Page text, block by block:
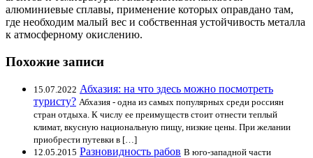
алюминиевые сплавы, применение которых оправдано там,
где необходим малый вес и собственная устойчивость металла
к атмосферному окислению.
Похожие записи
15.07.2022 Абхазия: на что здесь можно посмотреть
туристу? Абхазия - одна из самых популярных среди россиян
стран отдыха. К числу ее преимуществ стоит отнести теплый
климат, вкусную национальную пищу, низкие цены. При желании
приобрести путевки в […]
12.05.2015 Разновидность рабов В юго-западной части